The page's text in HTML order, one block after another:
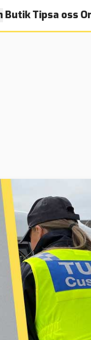
ButikTipsa oss